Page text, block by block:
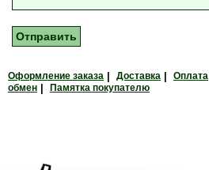
Оформление заказа Доставка Оплата
обмен
Памятка покупателю